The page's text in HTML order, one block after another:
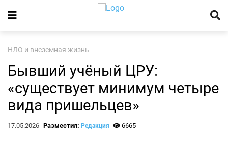
НЛО и внеземная жизнь
Бывший учёный ЦРУ:
«существует минимум четыре
вида пришельцев»
17.05.2026 Разместил: Редакция 6665